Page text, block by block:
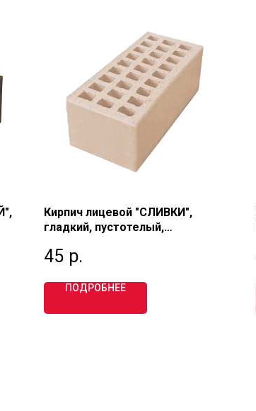
Кирпич лицевой "СЛИВКИ",
гладкий, пустотелый,
РЕВДИНСКИЙ
45 р.
ПОДРОБНЕЕ